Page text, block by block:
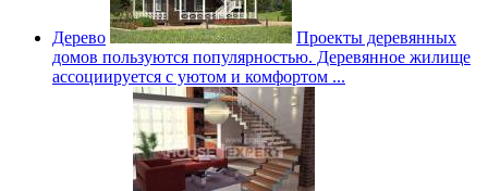
Дерево
Проекты деревянных
домов пользуются популярностью. Деревянное жилище
ассоциируется с уютом и комфортом ...